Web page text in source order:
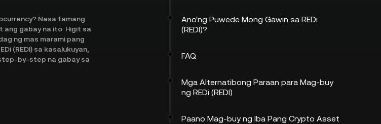
Nasa tamang
ang gabay na ito. Higit sa
ng mas marami pang
(REDI) sa kasalukuyan,
by-step na gabay sa
Ano'ng Puwede Mong Gawin sa REDi
(REDI)?
FAQ
Mga Alternatibong Paraan para Mag-buy
ng REDi (REDI)
Paano Mag-buy ng Iba Pang Crypto Asset